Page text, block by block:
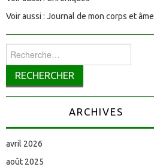
Voir aussi : Journal de mon corps et âme
Rechercher :
ARCHIVES
avril 2026
août 2025